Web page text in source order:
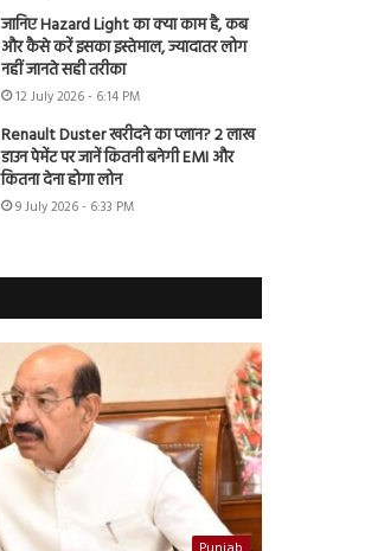
जानिए Hazard Light का क्या काम है, कब
और कैसे करें इसका इस्तेमाल, ज्यादातर लोग
नहीं जानते सही तरीका
12 July 2026 - 6:14 PM
Renault Duster खरीदने का प्लान? 2 लाख
डाउन पेमेंट पर जानें कितनी बनेगी EMI और
कितना देना होगा लोन
9 July 2026 - 6:33 PM